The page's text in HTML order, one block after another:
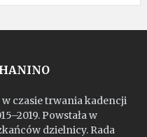
czasie trwania kadencji
Powstała w
dzielnicy. Rada